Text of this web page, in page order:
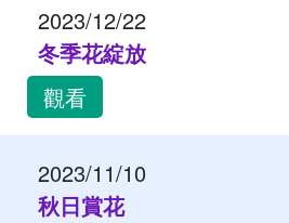
2023/12/22
冬季花綻放
觀看
2023/11/10
秋日賞花